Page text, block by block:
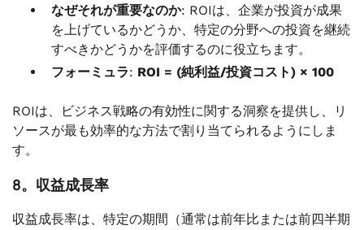
なぜそれが重要なのか: ROIは、企業が投資が成果
を上げているかどうか、特定の分野への投資を継続
すべきかどうかを評価するのに役立ちます。
フォーミュラ: ROI = (純利益/投資コスト) × 100
ROIは、ビジネス戦略の有効性に関する洞察を提供し、リ
ソースが最も効率的な方法で割り当てられるようにしま
す。
8。収益成長率
収益成長率は、特定の期間（通常は前年比または前四半期